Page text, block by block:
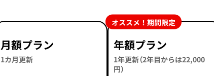
月額プラン
1カ月更新
年額プラン
1年更新（2年目からは22,000
円）
オススメ！期間限定